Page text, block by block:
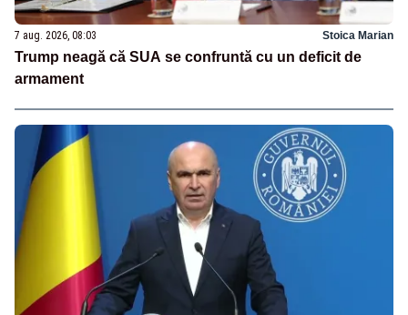
7 aug. 2026, 08:03 Stoica Marian
Trump neagă că SUA se confruntă cu un deficit de
armament